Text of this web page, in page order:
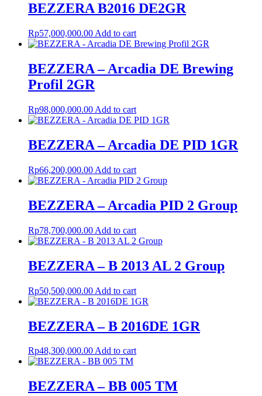
BEZZERA B2016 DE2GR
Rp57,000,000.00 Add to cart
BEZZERA – Arcadia DE Brewing
Profil 2GR
Rp98,000,000.00 Add to cart
BEZZERA – Arcadia DE PID 1GR
Rp66,200,000.00 Add to cart
BEZZERA – Arcadia PID 2 Group
Rp78,700,000.00 Add to cart
BEZZERA – B 2013 AL 2 Group
Rp50,500,000.00 Add to cart
BEZZERA – B 2016DE 1GR
Rp48,300,000.00Add to cart
BEZZERA – BB 005 TM